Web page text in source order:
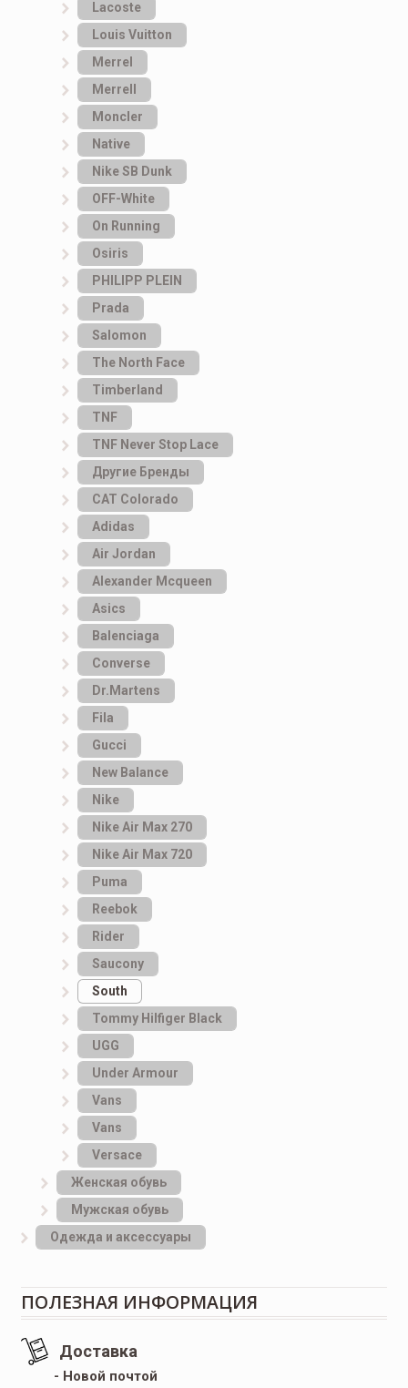
Lacoste
Louis Vuitton
Merrel
Merrell
Moncler
Native
Nike SB Dunk
OFF-White
On Running
Osiris
PHILIPP PLEIN
Prada
Salomon
The North Face
Timberland
TNF
TNF Never Stop Lace
Другие Бренды
САТ Colorado
Adidas
Air Jordan
Alexander Mcqueen
Asics
Balenciaga
Converse
Dr.Martens
Fila
Gucci
New Balance
Nike
Nike Air Max 270
Nike Air Max 720
Puma
Reebok
Rider
Saucony
South
Tommy Hilfiger Black
UGG
Under Armour
Vans
Vans
Versace
Женская обувь
Мужская обувь
Одежда и аксессуары
ПОЛЕЗНАЯ ИНФОРМАЦИЯ
Доставка
- Новой почтой